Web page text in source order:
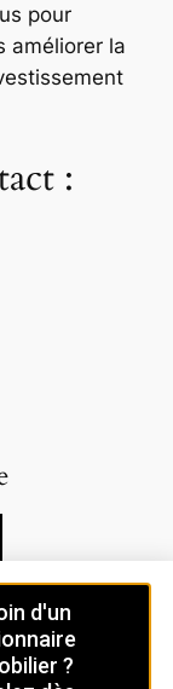
pour
améliorer la
:
d'un
?